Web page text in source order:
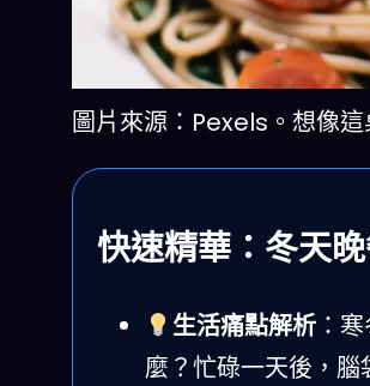
圖片來源：Pexels。想像
快速精華：冬天
生活痛點解析：
麼？忙碌一天後，腦